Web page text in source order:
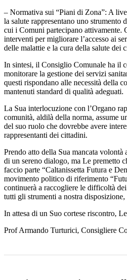
– Normativa sui “Piani di Zona”: A
la salute rappresentano uno strumento
cui i Comuni partecipano attivamente.
interventi per migliorare l’accesso ai
delle malattie e la cura della salute dei
In sintesi, il Consiglio Comunale ha il
monitorare la gestione dei servizi
questi rispondano alle necessità della
mantenuti standard di qualità adeguati.
La Sua interlocuzione con l’Organo
comunità, aldilà della norma, assume
del suo ruolo che dovrebbe avere
rappresentanti dei cittadini.
Prendo atto della Sua mancata
di un sereno dialogo, ma Le premetto
faccio parte “Caltanissetta Futura e
movimento politico di riferimento
continuerà a raccogliere le difficoltà
tutti gli strumenti a nostra disposizione,
In attesa di un Suo cortese riscontro,
Prof Armando Turturici, Consigliere